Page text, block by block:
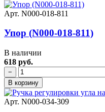
Арт. N000-018-811
Упор (N000-018-811)
В наличии
618 руб.
−
В корзину
Арт. N000-034-309